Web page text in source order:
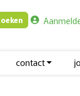
contact